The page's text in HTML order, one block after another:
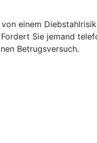
einem
Sie jemand
Betrugsversuch.